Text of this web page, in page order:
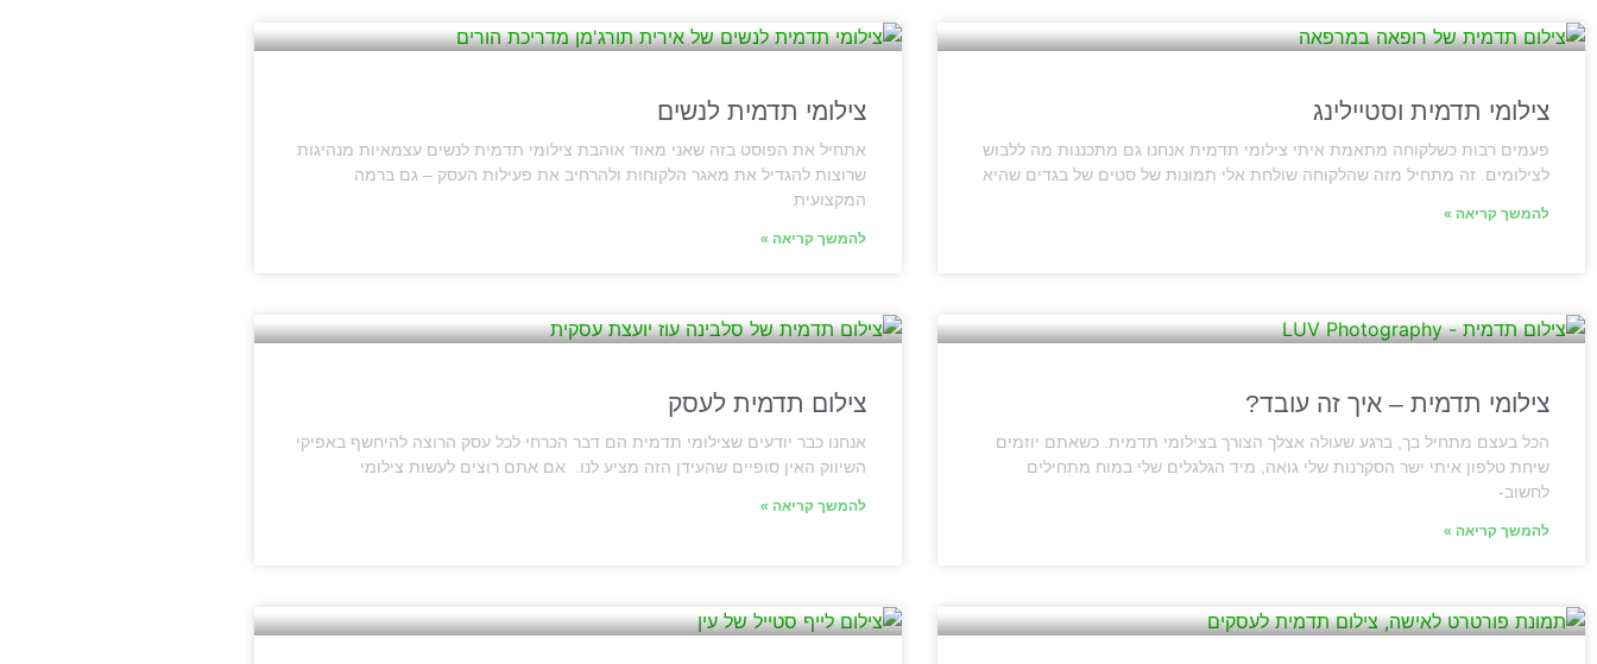
צילומי תדמית וסטיילינג
פעמים רבות כשלקוחה מתאמת איתי צילומי תדמית אנחנו גם מתכננות מה ללבוש
לצילומים. זה מתחיל מזה שהלקוחה שולחת אלי תמונות של סטים של בגדים שהיא
להמשך קריאה »
צילומי תדמית לנשים
אתחיל את הפוסט בזה שאני מאוד אוהבת צילומי תדמית לנשים עצמאיות מנהיגות
שרוצות להגדיל את מאגר הלקוחות ולהרחיב את פעילות העסק – גם ברמה
המקצועית
להמשך קריאה »
צילומי תדמית – איך זה עובד?
הכל בעצם מתחיל בך, ברגע שעולה אצלך הצורך בצילומי תדמית. כשאתם יוזמים
שיחת טלפון איתי ישר הסקרנות שלי גואה, מיד הגלגלים שלי במוח מתחילים
לחשוב-
להמשך קריאה »
צילום תדמית לעסק
אנחנו כבר יודעים שצילומי תדמית הם דבר הכרחי לכל עסק הרוצה להיחשף באפיקי
השיווק האין סופיים שהעידן הזה מציע לנו. אם אתם רוצים לעשות צילומי
להמשך קריאה »